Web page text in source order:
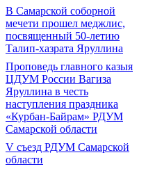
В Самарской соборной
мечети прошел меджлис,
посвященный 50-летию
Талип-хазрата Яруллина
Проповедь главного казыя
ЦДУМ России Вагиза
Яруллина в честь
наступления праздника
«Курбан-Байрам» РДУМ
Самарской области
V съезд РДУМ Самарской
области